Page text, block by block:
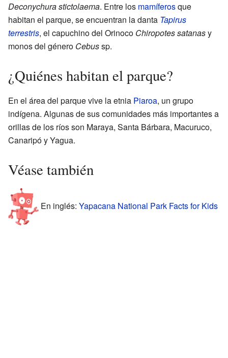
Deconychura stictolaema. Entre los mamíferosque
habitan el parque, se encuentran la danta Tapirus
terrestris, el capuchino del Orinoco Chiropotes satanasy
monos del género Cebussp.
¿Quiénes habitan el parque?
En el área del parque vive la etnia Piaroa, un grupo
indígena. Algunas de sus comunidades más importantes a
orillas de los ríos son Maraya, Santa Bárbara, Macuruco,
Canaripó y Yagua.
Véase también
En inglés: Yapacana National Park Facts for Kids